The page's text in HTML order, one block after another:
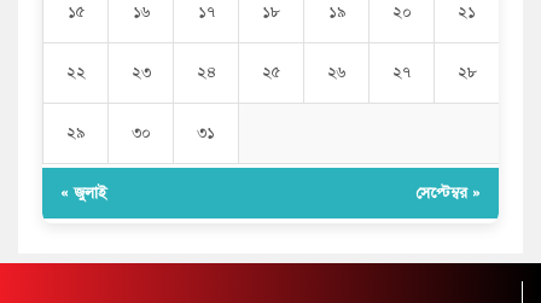
১৫ ১৬ ১৭ ১৮ ১৯ ২০ ২১
২২ ২৩ ২৪ ২৫ ২৬ ২৭ ২৮
২৯ ৩০ ৩১
« জুলাই সেপ্টেম্বর »